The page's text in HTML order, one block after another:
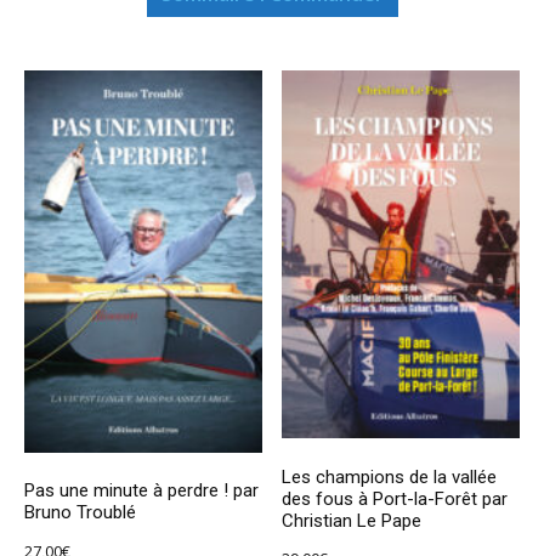
Pas une minute à perdre ! par
Bruno Troublé
27,00€
Les champions de la vallée
des fous à Port-la-Forêt par
Christian Le Pape